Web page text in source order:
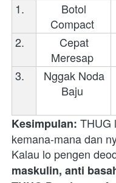
1.
Compact
2.
Meresap
3.
Baju
Kesimpulan: THUG
kemana-mana dan
Kalau lo pengen
maskulin, anti